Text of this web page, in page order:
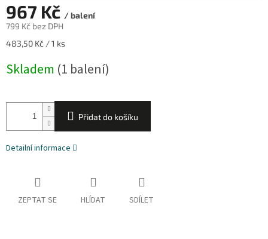
967 Kč / balení
799 Kč bez DPH
Měrná
483,50 Kč / 1 ks
Skladem (1 balení)
Přidat do košíku
Detailní informace
ZEPTAT SE HLÍDAT SDÍLET